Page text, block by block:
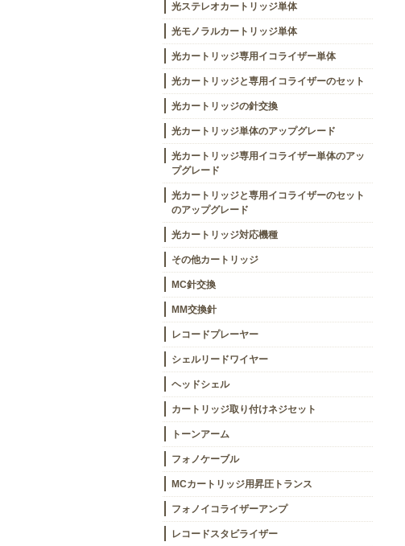
光ステレオカートリッジ単体
光モノラルカートリッジ単体
光カートリッジ専用イコライザー単体
光カートリッジと専用イコライザーのセット
光カートリッジの針交換
光カートリッジ単体のアップグレード
光カートリッジ専用イコライザー単体のアッ
プグレード
光カートリッジと専用イコライザーのセット
のアップグレード
光カートリッジ対応機種
その他カートリッジ
MC針交換
MM交換針
レコードプレーヤー
シェルリードワイヤー
ヘッドシェル
カートリッジ取り付けネジセット
トーンアーム
フォノケーブル
MCカートリッジ用昇圧トランス
フォノイコライザーアンプ
レコードスタビライザー